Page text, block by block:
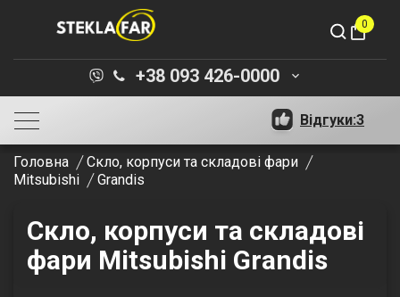
shopping_bag
0
+38 093 426-0000 keyboard_arrow_down
Відгуки:3
Головна
Скло, корпуси та складові фари
Mitsubishi
Grandis
Скло, корпуси та складові
фари Mitsubishi Grandis